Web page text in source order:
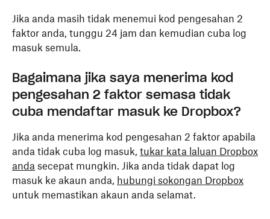
Jika anda masih tidak menemui kod pengesahan 2
faktor anda, tunggu 24 jam dan kemudian cuba log
masuk semula.
Bagaimana jika saya menerima kod
pengesahan 2 faktor semasa tidak
cuba mendaftar masuk ke Dropbox?
Jika anda menerima kod pengesahan 2 faktor apabila
anda tidak cuba log masuk, tukar kata laluan Dropbox
anda secepat mungkin. Jika anda tidak dapat log
masuk ke akaun anda, hubungi sokongan Dropbox
untuk memastikan akaun anda selamat.